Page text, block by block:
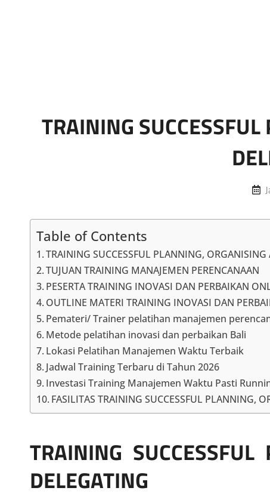
TRAINING
Table of Contents
TRAINING SUCCESSFUL PLANNING,
TUJUAN TRAINING MANAJEMEN PERENCANAAN
PESERTA TRAINING INOVASI DAN PERBAIKAN
OUTLINE MATERI TRAINING INOVASI DAN
Pemateri/ Trainer pelatihan manajemen
Metode pelatihan inovasi dan perbaikan Bali
Lokasi Pelatihan Manajemen Waktu Terbaik
Jadwal Training Terbaru di Tahun 2026
Investasi Training Manajemen Waktu Pasti
FASILITAS TRAINING SUCCESSFUL PLANNING,
TRAINING
DELEGATING